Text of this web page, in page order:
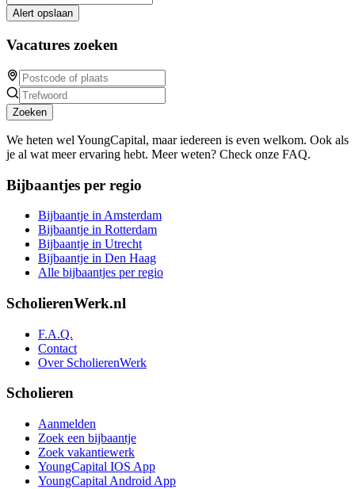
Alert opslaan
Vacatures zoeken
Zoeken
We heten wel YoungCapital, maar iedereen is even welkom. Ook als
je al wat meer ervaring hebt. Meer weten? Check onze FAQ.
Bijbaantjes per regio
Bijbaantje in Amsterdam
Bijbaantje in Rotterdam
Bijbaantje in Utrecht
Bijbaantje in Den Haag
Alle bijbaantjes per regio
ScholierenWerk.nl
F.A.Q.
Contact
Over ScholierenWerk
Scholieren
Aanmelden
Zoek een bijbaantje
Zoek vakantiewerk
YoungCapital IOS App
YoungCapital Android App